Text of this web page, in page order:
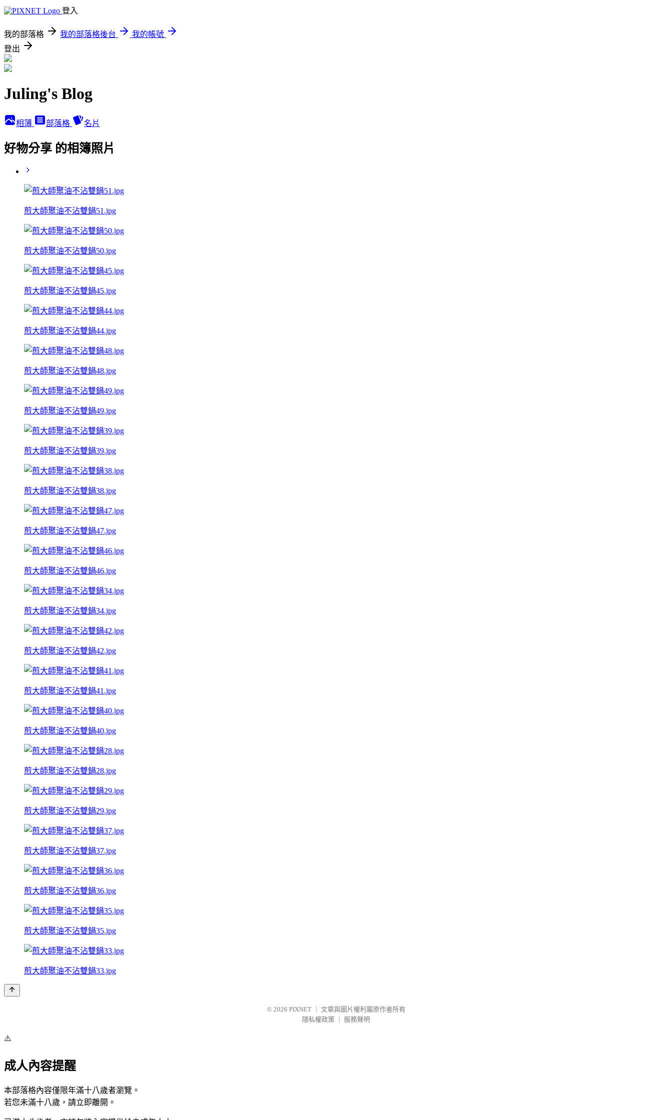
登入
我的部落格 我的部落格後台
我的帳號
登出
Juling's Blog
相簿 部落格 名片
好物分享 的相簿照片
煎大師聚油不沾雙鍋51.jpg
煎大師聚油不沾雙鍋50.jpg
煎大師聚油不沾雙鍋45.jpg
煎大師聚油不沾雙鍋44.jpg
煎大師聚油不沾雙鍋48.jpg
煎大師聚油不沾雙鍋49.jpg
煎大師聚油不沾雙鍋39.jpg
煎大師聚油不沾雙鍋38.jpg
煎大師聚油不沾雙鍋47.jpg
煎大師聚油不沾雙鍋46.jpg
煎大師聚油不沾雙鍋34.jpg
煎大師聚油不沾雙鍋42.jpg
煎大師聚油不沾雙鍋41.jpg
煎大師聚油不沾雙鍋40.jpg
煎大師聚油不沾雙鍋28.jpg
煎大師聚油不沾雙鍋29.jpg
煎大師聚油不沾雙鍋37.jpg
煎大師聚油不沾雙鍋36.jpg
煎大師聚油不沾雙鍋35.jpg
煎大師聚油不沾雙鍋33.jpg
© 2026 PIXNET
文章與圖片權利屬原作者所有
隱私權政策
服務聲明
⚠️
成人內容提醒
本部落格內容僅限年滿十八歲者瀏覽。
若您未滿十八歲，請立即離開。